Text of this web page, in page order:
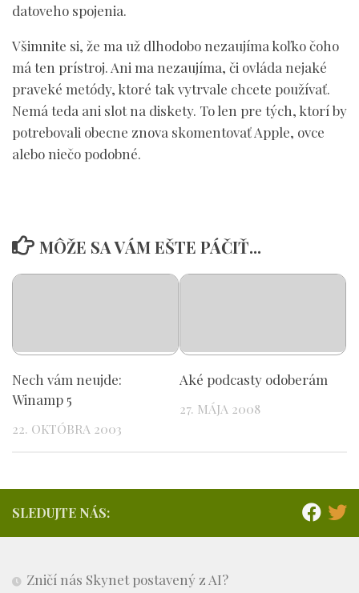
datoveho spojenia.
Všimnite si, že ma už dlhodobo nezaujíma koľko čoho
má ten prístroj. Ani ma nezaujíma, či ovláda nejaké
praveké metódy, ktoré tak vytrvale chcete používať.
Nemá teda ani slot na diskety. To len pre tých, ktorí by
potrebovali obecne znova skomentovať Apple, ovce
alebo niečo podobné.
MÔŽE SA VÁM EŠTE PÁČIŤ...
Nech vám neujde:
Winamp 5
22. OKTÓBRA 2003
Aké podcasty odoberám
27. MÁJA 2008
SLEDUJTE NÁS:
Zničí nás Skynet postavený z AI?